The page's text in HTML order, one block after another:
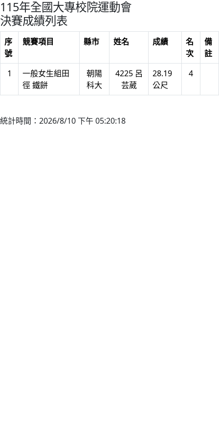
115年全國大專校院運動會
決賽成績列表
序
號
競賽項目 縣市 姓名 成績
名
次
備
註
1
一般女生組田
徑 鐵餅
朝陽
科大
4225 呂
芸葳
28.19
公尺
4
統計時間：2026/8/10 下午 05:20:18